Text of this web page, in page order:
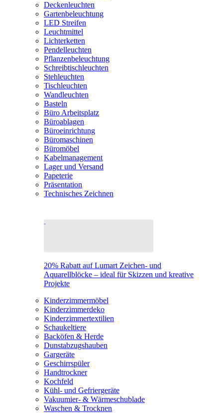
Deckenleuchten
Gartenbeleuchtung
LED Streifen
Leuchtmittel
Lichterketten
Pendelleuchten
Pflanzenbeleuchtung
Schreibtischleuchten
Stehleuchten
Tischleuchten
Wandleuchten
Basteln
Büro Arbeitsplatz
Büroablagen
Büroeinrichtung
Büromaschinen
Büromöbel
Kabelmanagement
Lager und Versand
Papeterie
Präsentation
Technisches Zeichnen
20% Rabatt auf Lumart Zeichen- und
Aquarellblöcke – ideal für Skizzen und kreative
Projekte
Kinderzimmermöbel
Kinderzimmerdeko
Kinderzimmertextilien
Schaukeltiere
Backöfen & Herde
Dunstabzugshauben
Gargeräte
Geschirrspüler
Handtrockner
Kochfeld
Kühl- und Gefriergeräte
Vakuumier- & Wärmeschublade
Waschen & Trocknen